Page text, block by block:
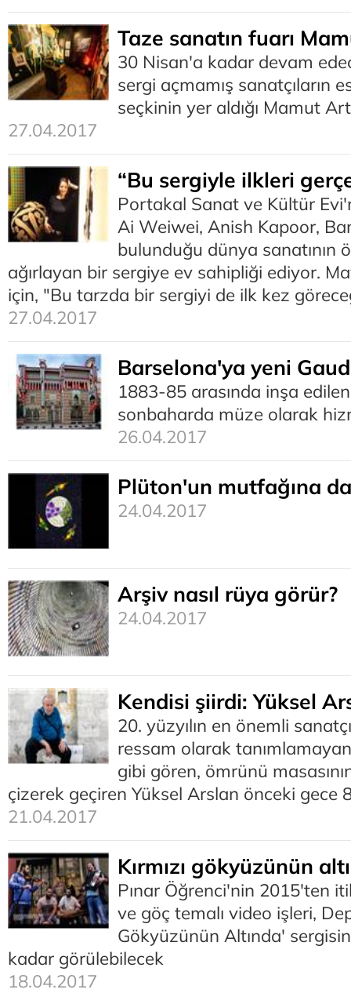
Taze sanatın fuarı
30 Nisan'a kadar devam
sergi açmamış sanatçıların
seçkinin yer aldığı Mamut
27.04.2017
“Bu sergiyle ilkleri
Portakal Sanat ve Kültür
Ai Weiwei, Anish Kapoor,
bulunduğu dünya sanatının
ağırlayan bir sergiye ev sahipliği ediyor.
için, "Bu tarzda bir sergiyi de ilk kez
27.04.2017
Barselona'ya yeni
1883-85 arasında inşa
sonbaharda müze olarak
26.04.2017
Plüton'un mutfağına
24.04.2017
Arşiv nasıl rüya görür?
24.04.2017
Kendisi şiirdi: Yüksel
20. yüzyılın en önemli
ressam olarak
gibi gören, ömrünü
çizerek geçiren Yüksel Arslan önceki gece
21.04.2017
Kırmızı gökyüzünün
Pınar Öğrenci'nin 2015'ten
ve göç temalı video işleri,
Gökyüzünün Altında'
kadar görülebilecek
18.04.2017